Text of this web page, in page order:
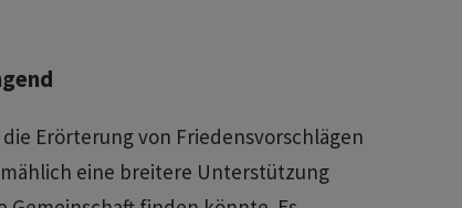
Erörterung von Friedensvorschlägen
eine breitere Unterstützung